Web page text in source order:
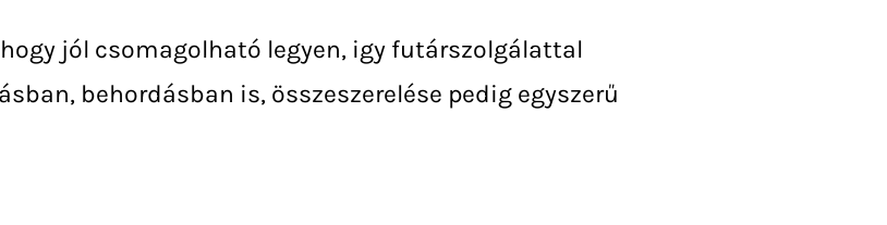
jól csomagolható legyen, igy futárszolgálattal
behordásban is, összeszerelése pedig egyszerű